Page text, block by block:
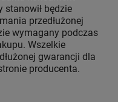
stanowił będzie
przedłużonej
wymagany podczas
Wszelkie
gwarancji dla
producenta.